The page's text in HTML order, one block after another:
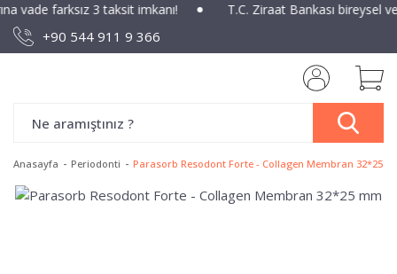
vade farksız 3 taksit imkanı! T.C. Ziraat Bankası bireysel
+90 544 911 9 366
Anasayfa Periodonti Parasorb Resodont Forte - Collagen Membran 32*25